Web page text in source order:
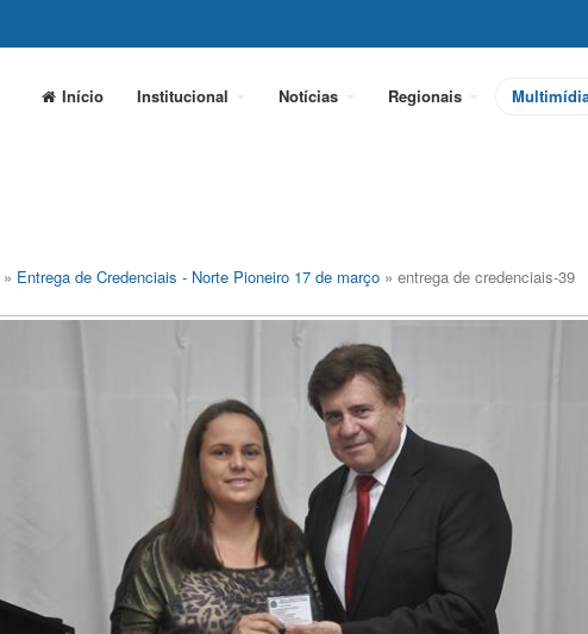
Início Institucional Notícias Regionais
» Entrega de Credenciais - Norte Pioneiro 17 de março » entrega de credenciais-39